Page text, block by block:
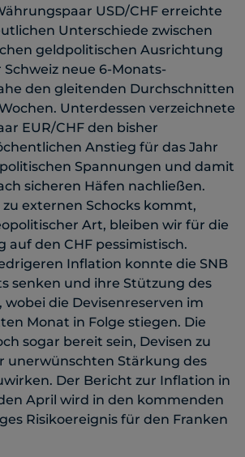
USD/CHF erreichte
Unterschiede zwischen
geldpolitischen Ausrichtung
neue 6-Monats-
den gleitenden Durchschnitten
Unterdessen verzeichnete
EUR/CHF den bisher
Anstieg für das Jahr
Spannungen und damit
sicheren Häfen nachließen.
zu externen Schocks kommt,
Art, bleiben wir für die
auf den CHF pessimistisch.
Inflation konnte die SNB
senken und ihre Stützung des
wobei die Devisenreserven im
Monat in Folge stiegen. Die
sogar bereit sein, Devisen zu
unerwünschten Stärkung des
Der Bericht zur Inflation in
April wird in den kommenden
Risikoereignis für den Franken